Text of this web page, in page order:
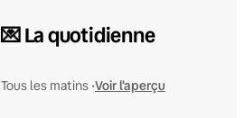
💌 La quotidienne
Tous les matins •Voir l'aperçu